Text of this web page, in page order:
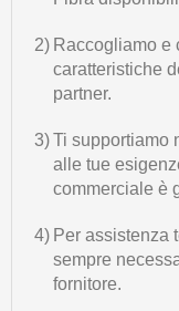
2) Raccogliamo e
caratteristiche
partner.
3)Ti supportiamo
alle tue
commerciale è
4) Per assistenza
sempre
fornitore.